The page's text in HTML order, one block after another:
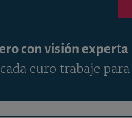
con visión experta
euro trabaje